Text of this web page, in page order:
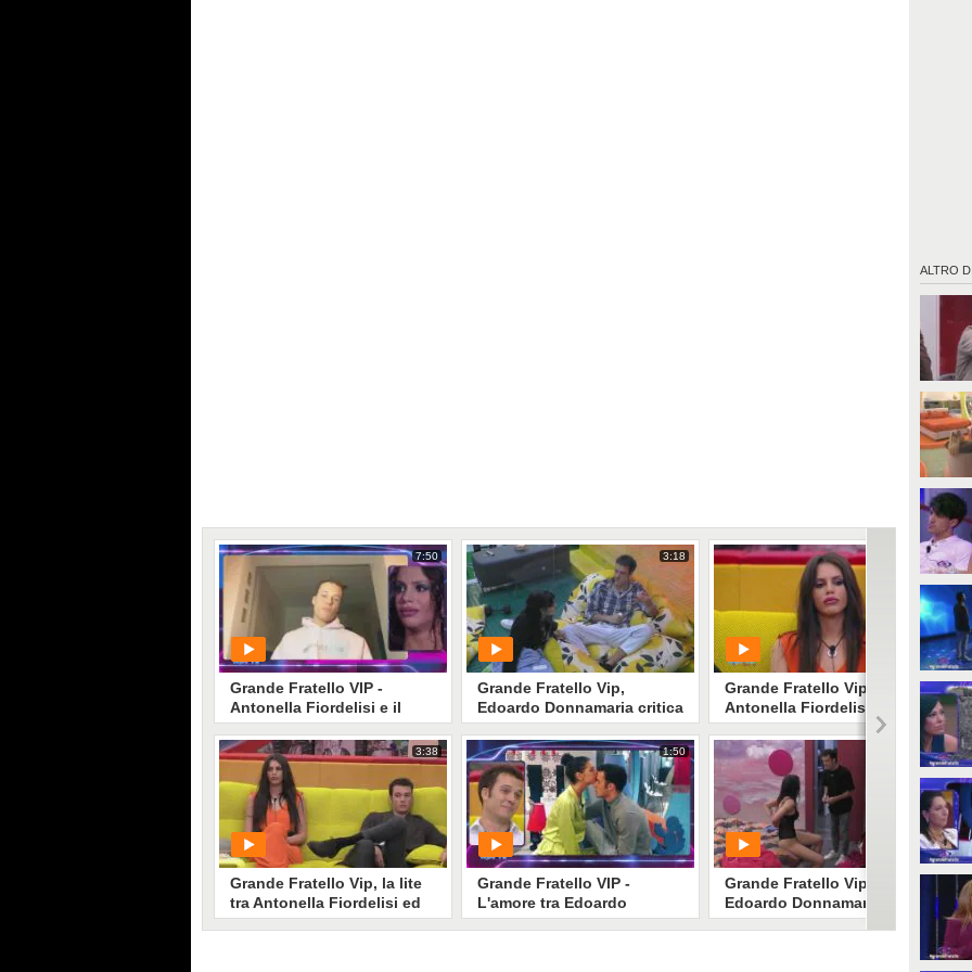
ALTRO DI
7:50
Grande Fratello VIP -
Antonella Fiordelisi e il
videomessaggio da
Edoardo Donnamaria
PLAY
1• diMediaset
3:38
Grande Fratello Vip, la lite
tra Antonella Fiordelisi ed
Edoardo Donnamaria
3:18
Grande Fratello Vip,
Edoardo Donnamaria critica
Antonella Fiordelisi
PLAY
1• diMediaset
1:50
Grande Fratello VIP -
L'amore tra Edoardo
Donnamaria e Antonella
3:32
Grande Fratello Vip,
Antonella Fiordelisi e le
parole di Edoardo
Donnamaria
PLAY
1• di Mediaset
3:18
Grande Fratello Vip,
Edoardo Donnamaria lascia
Antonella Fiordelisi